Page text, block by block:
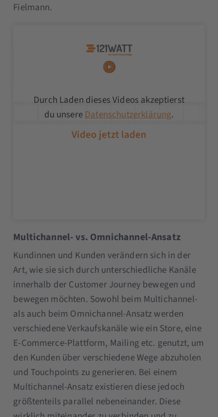
Fielmann.
Durch Laden dieses Videos akzeptierst
du unsereDatenschutzerklärung.
Multichannel- vs. Omnichannel-Ansatz
Kundinnen und Kunden verändern sich in der
Art, wie sie sich durch unterschiedliche Kanäle
innerhalb der Customer Journey bewegen und
bewegen möchten. Sowohl beim Multichannel-
als auch beim Omnichannel-Ansatz werden
verschiedene Verkaufskanäle wie ein Store, eine
E-Commerce-Plattform, Mailing etc. genutzt, um
den Kunden über verschiedene Wege abzuholen
und Touchpoints zu generieren. Bei einem
Multichannel-Ansatz existieren diese jedoch
größtenteils parallel nebeneinander. Diese